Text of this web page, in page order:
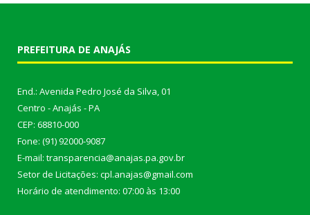
PREFEITURA DE ANAJÁS
End.: Avenida Pedro José da Silva, 01
Centro - Anajás - PA
CEP: 68810-000
Fone: (91) 92000-9087
E-mail: transparencia@anajas.pa.gov.br
Setor de Licitações: cpl.anajas@gmail.com
Horário de atendimento: 07:00 às 13:00